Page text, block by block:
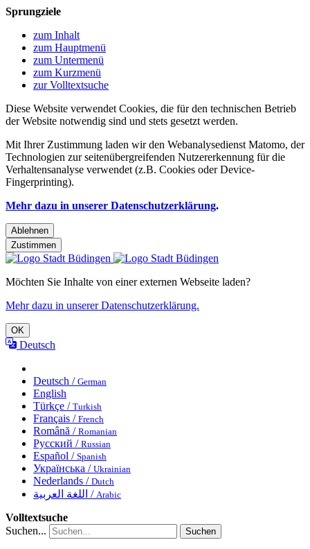
Sprungziele
zum Inhalt
zum Hauptmenü
zum Untermenü
zum Kurzmenü
zur Volltextsuche
Diese Website verwendet Cookies, die für den technischen Betrieb
der Website notwendig sind und stets gesetzt werden.
Mit Ihrer Zustimmung laden wir den Webanalysedienst Matomo, der
Technologien zur seitenübergreifenden Nutzererkennung für die
Verhaltensanalyse verwendet (z.B. Cookies oder Device-
Fingerprinting).
Mehr dazu in unserer Datenschutzerklärung.
Ablehnen
Zustimmen
Möchten Sie Inhalte von einer externen Webseite laden?
Mehr dazu in unserer Datenschutzerklärung.
OK
Deutsch
Deutsch / German
English
Türkçe / Turkish
Français / French
Română / Romanian
Русский / Russian
Español / Spanish
Українська / Ukrainian
Nederlands / Dutch
اللغة العربية / Arabic
Volltextsuche
Suchen...
Suchen